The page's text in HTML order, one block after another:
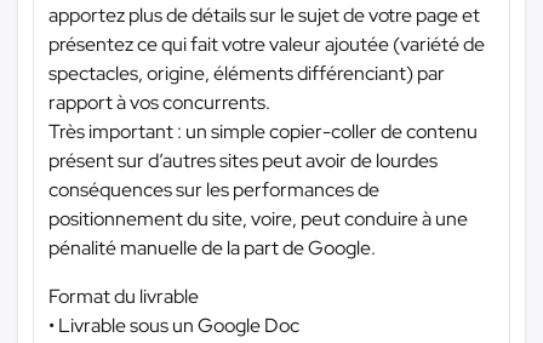
apportez plus de détails sur le sujet de votre page et
présentez ce qui fait votre valeur ajoutée (variété de
spectacles, origine, éléments différenciant) par
rapport à vos concurrents.
Très important : un simple copier-coller de contenu
présent sur d’autres sites peut avoir de lourdes
conséquences sur les performances de
positionnement du site, voire, peut conduire à une
pénalité manuelle de la part de Google.
Format du livrable
• Livrable sous un Google Doc